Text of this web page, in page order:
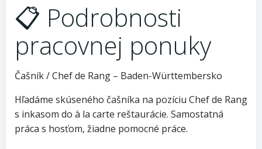
📋 Podrobnosti
pracovnej ponuky
Čašník / Chef de Rang – Baden-Württembersko
Hľadáme skúseného čašníka na pozíciu Chef de Rang
s inkasom do à la carte reštaurácie. Samostatná
práca s hosťom, žiadne pomocné práce.